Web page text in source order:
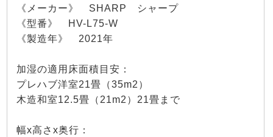
《メーカー》 SHARP シャープ
《型番》 HV-L75-W
《製造年》 2021年
加湿の適用床面積目安：
プレハブ洋室21畳（35m2）
木造和室12.5畳（21m2）21畳まで
幅x高さx奥行：